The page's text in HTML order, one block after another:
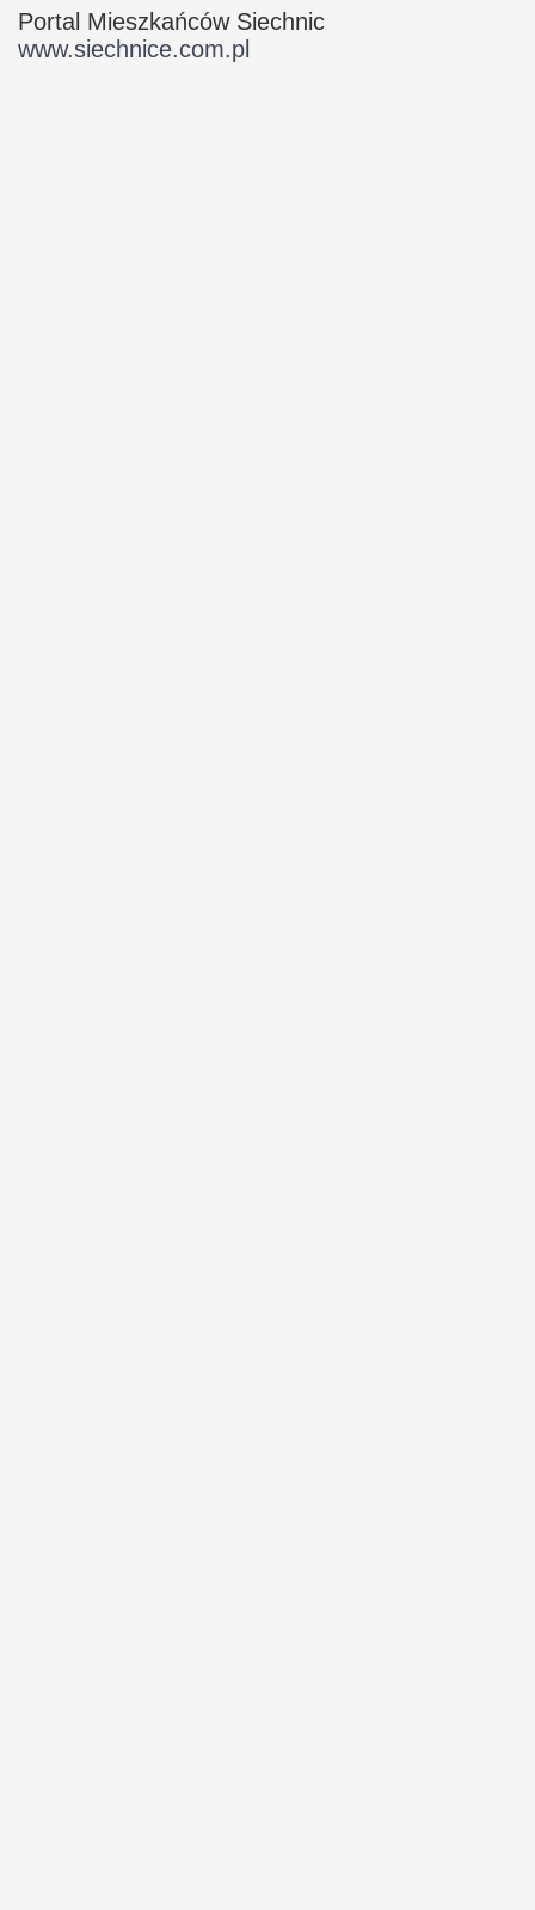
Portal Mieszkańców Siechnic
www.siechnice.com.pl